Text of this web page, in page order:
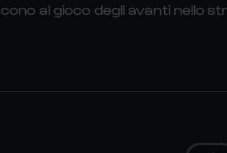
al gioco degli avanti nello